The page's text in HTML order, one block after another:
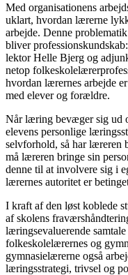
Med organisationens
uklart, hvordan lærerne
arbejde. Denne
bliver
lektor Helle Bjerg og
netop
hvordan lærernes arbejde
med elever og forældre.
Når læring bevæger sig ud
elevens personlige
selvforhold, så har læreren
må læreren bringe sin
denne til at involvere sig i
lærernes autoritet er
I kraft af den løst koblede
af skolens
læringsevaluerende
folkeskolelærernes og
gymnasielærerne også
læringsstrategi, trivsel og